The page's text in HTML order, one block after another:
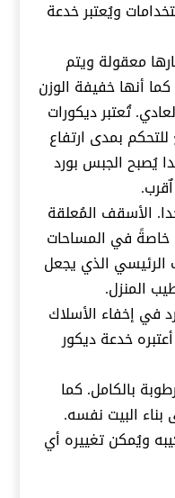
ويُعتبر خدعة
معقولة ويتم
أنها خفيفة الوزن
تُعتبر ديكورات
بمدى ارتفاع
يُصبح الجبس بورد
الأسقف المُعلقة
خاصةً في المساحات
الرئيسي الذي يجعل
المنزل.
في إخفاء الأسلاك
خدعة ديكور
بالكامل. كما
بناء البيت نفسه.
ويُمكن تغييره أي